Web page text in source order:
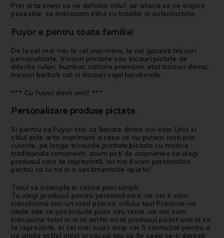
Prin arta vrem sa ne definim stilul, iar istoria sa ne inspire
povestile, sa imbracam stilul cu traditie si autenticitate.
Fuyor e pentru toata familia!
De la cel mai mic la cel mai mare, la noi gasesti tricouri
personalizate, tricouri printate sau tricouri pictate de
diferite culori, bumbac calitate premium atat tricouri dama,
tricouri barbati cat si tricouri copii handmade.
*** Cu Fuyor devii unic! ***
Personalizare produse pictate.
Si pentru ca Fuyor stie ca fiecare dintre noi este Unic si
stilul este arta exprimarii a ceea ce nu putem rosti prin
cuvinte, pe langa tricourile printate/pictate cu motive
traditionale romanesti, acum poti de asemenea sa alegi
produsul care te reprezintă, iar noi il vom personaliza
pentru ca tu sa ai o vestimentatie aparte!
Totul se intampla in cativa pasi simpli:
Tu alegi produsul pentru personalizare, iar noi il vom
transforma intr-un mod potrivit stilului tau! Prezinta-ne
ideile tale ce pot include poze sau texte, iar noi vom
transpune totul in arta astfel incat produsul pictat unicat sa
te reprezinte. In cel mai scurt timp vei fi contactat pentru a
ne ghida astfel incat produsul tau sa fie ceea ce-ti doresti.